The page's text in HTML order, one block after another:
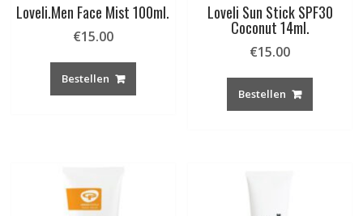
Loveli.Men Face Mist 100ml.
€15.00
Bestellen
Loveli Sun Stick SPF30
Coconut 14ml.
€15.00
Bestellen